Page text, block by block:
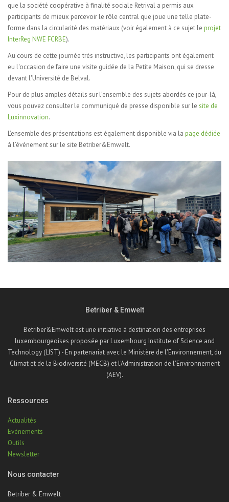
que la société coopérative à finalité sociale Retrival a permis aux
participants de mieux percevoir le rôle central que joue une telle plate-
forme dans la circularité des matériaux (voir également à ce sujet le projet
InterReg NWE FCRBE).
Au cours de cette journée très instructive, les participants ont également
eu l'occasion de faire une visite guidée de la Petite Maison, qui se dresse
devant l'Université de Belval.
Pour de plus amples détails sur l’ensemble des sujets abordés ce jour-là,
vous pouvez consulter le communiqué de presse disponible sur le site de
Luxinnovation.
L’ensemble des présentations est également disponible via la page dédiée
à l’événement sur le site Betriber&Emwelt.
Betriber & Emwelt
Betriber&Emwelt est une initiative à destination des entreprises
luxembourgeoises proposée par Luxembourg Institute of Science and
Technology (LIST) - En partenariat avec le Ministère de l'Environnement, du
Climat et de la Biodiversité (MECB) et l'Administration de l'Environnement
(AEV).
Ressources
Actualités
Evénements
Outils
Newsletter
Nous contacter
Betriber & Emwelt